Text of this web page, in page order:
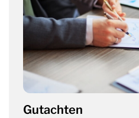
Gutachten